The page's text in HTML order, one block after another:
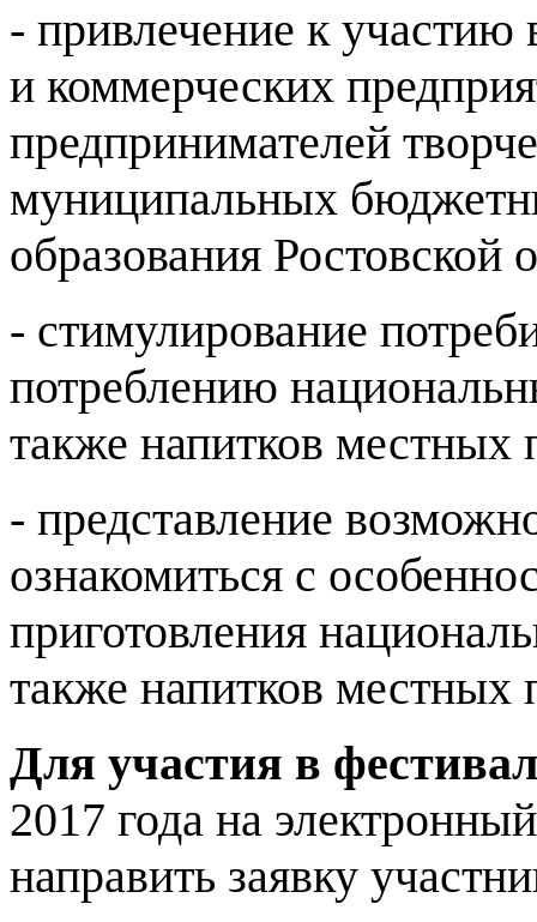
- привлечение к участию
и коммерческих
предпринимателей
муниципальных
образования Ростовской
- стимулирование
потреблению
также напитков местных
- представление
ознакомиться с
приготовления
также напитков местных
Для участия в
2017 года на
направить заявку